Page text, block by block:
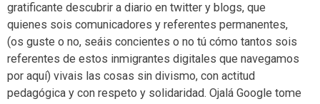
gratificante descubrir a diario en twitter y blogs, que
quienes sois comunicadores y referentes permanentes,
(os guste o no, seáis concientes o no tú cómo tantos sois
referentes de estos inmigrantes digitales que navegamos
por aquí) vivais las cosas sin divismo, con actitud
pedagógica y con respeto y solidaridad. Ojalá Google tome